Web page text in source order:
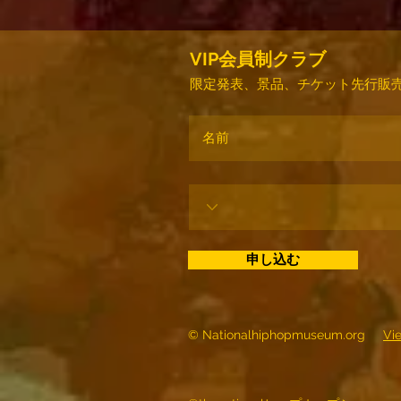
VIP会員制クラブ
限定発表、景品、チケット先行販
申し込む
© Nationalhiphopmuseum.org